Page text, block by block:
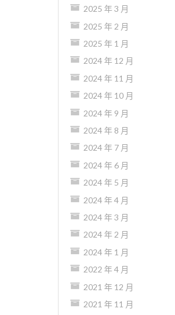
2025 年 3 月
2025 年 2 月
2025 年 1 月
2024 年 12 月
2024 年 11 月
2024 年 10 月
2024 年 9 月
2024 年 8 月
2024 年 7 月
2024 年 6 月
2024 年 5 月
2024 年 4 月
2024 年 3 月
2024 年 2 月
2024 年 1 月
2022 年 4 月
2021 年 12 月
2021 年 11 月